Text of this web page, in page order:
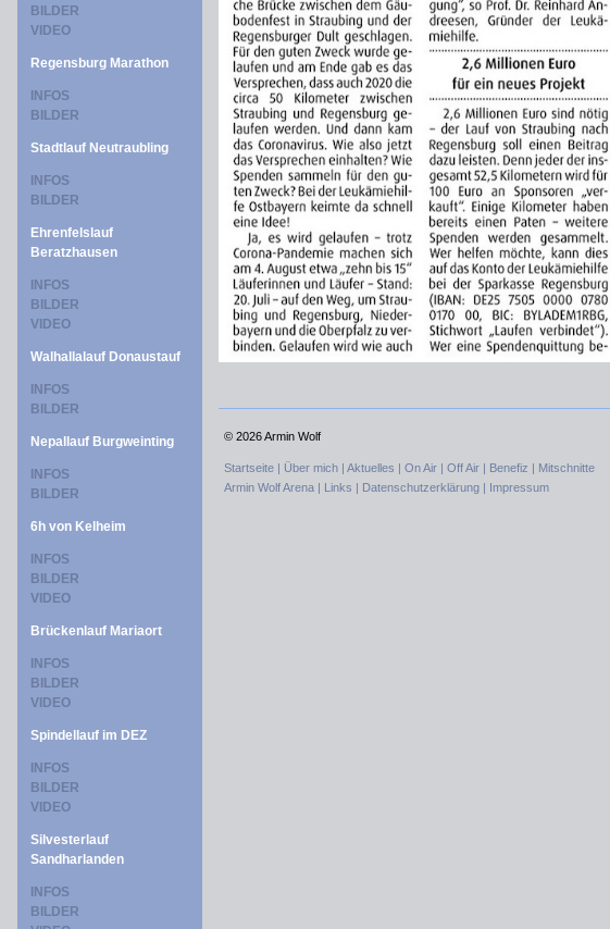
BILDER
VIDEO
Regensburg Marathon
INFOS
BILDER
Stadtlauf Neutraubling
INFOS
BILDER
Ehrenfelslauf
Beratzhausen
INFOS
BILDER
VIDEO
Walhallalauf Donaustauf
INFOS
BILDER
Nepallauf Burgweinting
INFOS
BILDER
6h von Kelheim
INFOS
BILDER
VIDEO
Brückenlauf Mariaort
INFOS
BILDER
VIDEO
Spindellauf im DEZ
INFOS
BILDER
VIDEO
Silvesterlauf
Sandharlanden
INFOS
BILDER
© 2026 Armin Wolf
Startseite | Über mich | Aktuelles | On Air | Off Air | Benefiz |
Mitschnitte
Armin Wolf Arena |
Links | Datenschutzerklärung | Impressum